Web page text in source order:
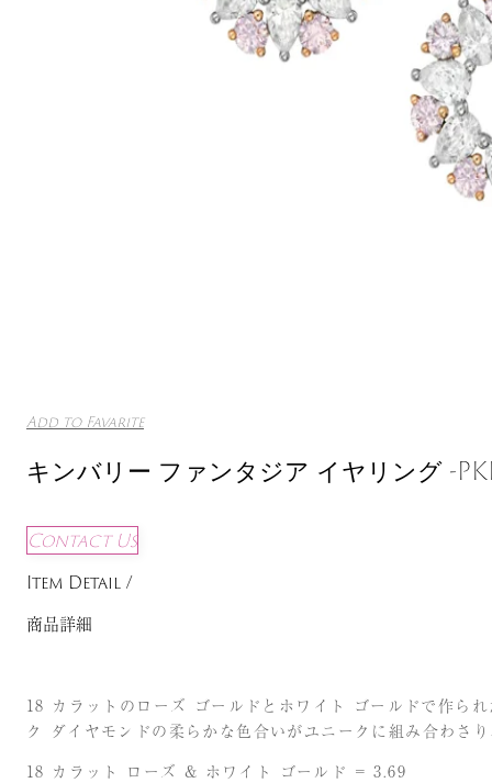
Add to Favarite
キンバリー ファンタジア イヤリング -
Contact Us
Item Detail /
商品詳細
18 カラットのローズ ゴールドとホワイト ゴールドで作ら
ク ダイヤモンドの柔らかな色合いがユニークに組み合わさ
18 カラット ローズ & ホワイト ゴールド = 3.69